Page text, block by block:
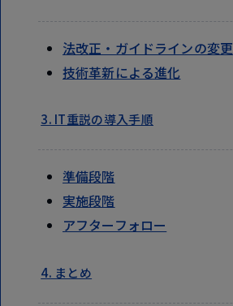
法改正・ガイドラインの変更
技術革新による進化
3. IT重説の導入手順
準備段階
実施段階
アフターフォロー
4. まとめ